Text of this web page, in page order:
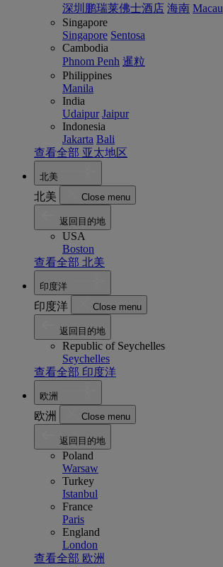
深圳鹏瑞莱佛士酒店 海南 Macau
Singapore
Singapore Sentosa
Cambodia
Phnom Penh 暹粒
Philippines
Manila
India
Udaipur Jaipur
Indonesia
Jakarta Bali
查看全部 亚太地区
北美
北美 Close menu
返回目的地
USA
Boston
查看全部 北美
印度洋
印度洋 Close menu
返回目的地
Republic of Seychelles
Seychelles
查看全部 印度洋
欧洲
欧洲 Close menu
返回目的地
Poland
Warsaw
Turkey
Istanbul
France
Paris
England
London
查看全部 欧洲